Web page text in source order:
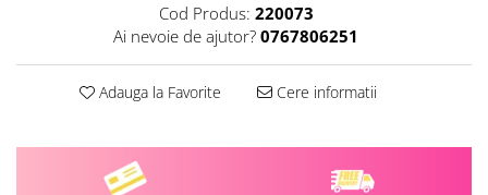
Cod Produs: 220073
Ai nevoie de ajutor? 0767806251
Adauga la Favorite Cere informatii